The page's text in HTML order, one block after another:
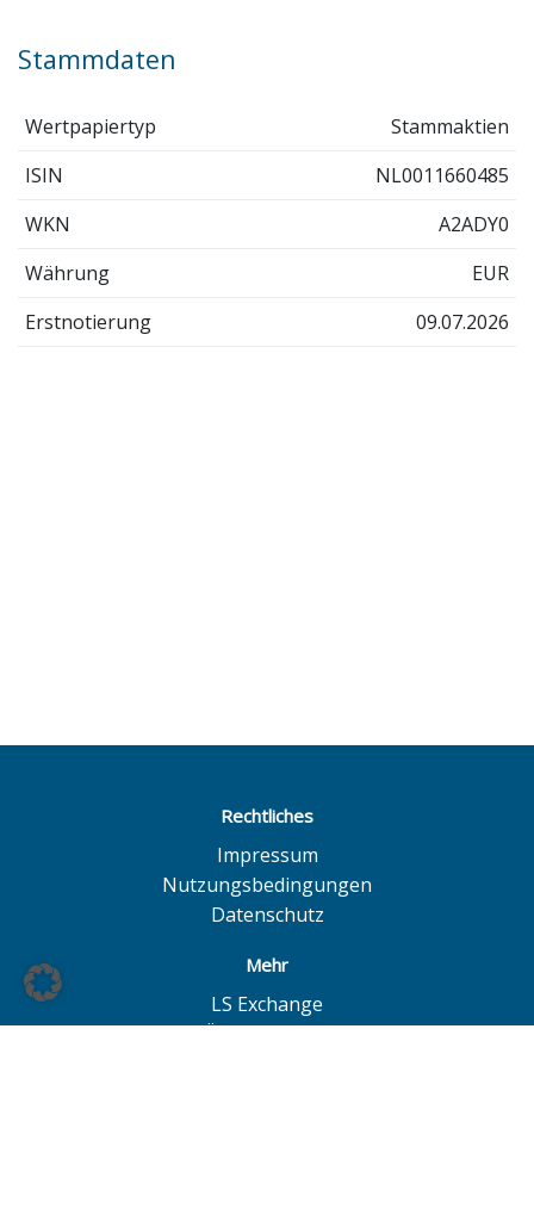
Stammdaten
Wertpapiertyp
Stammaktien
ISIN
NL0011660485
WKN
A2ADY0
Währung
EUR
Erstnotierung
09.07.2026
Rechtliches
Impressum
Nutzungsbedingungen
Datenschutz
Mehr
LS Exchange
BÖAG Börsen AG